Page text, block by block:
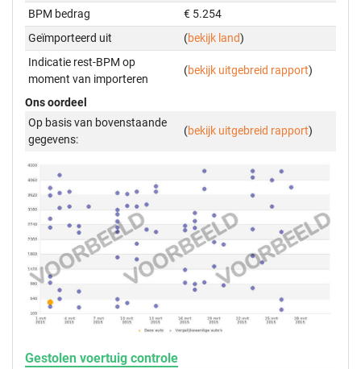
BPM bedrag
€ 5.254
Geïmporteerd uit
(bekijk land)
Indicatie rest-BPM op
moment van importeren
(bekijk uitgebreid rapport)
Ons oordeel
Op basis van bovenstaande
gegevens:
(bekijk uitgebreid rapport)
Gestolen voertuig controle